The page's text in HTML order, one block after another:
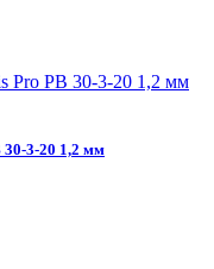
30-3-20 1,2 мм